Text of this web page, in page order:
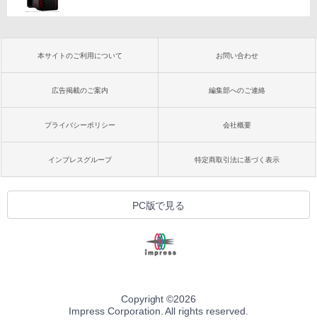
本サイトのご利用について お問い合わせ
広告掲載のご案内 編集部へのご連絡
プライバシーポリシー 会社概要
インプレスグループ 特定商取引法に基づく表示
PC版で見る
Copyright ©2026
Impress Corporation. All rights reserved.